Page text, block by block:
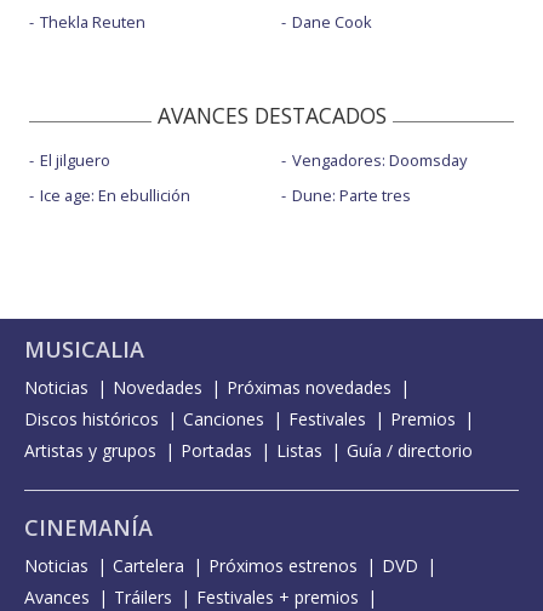
Thekla Reuten
Dane Cook
AVANCES DESTACADOS
El jilguero
Ice age: En ebullición
Vengadores: Doomsday
Dune: Parte tres
MUSICALIA
Noticias Novedades
Próximas novedades
Discos históricos
Canciones Festivales
Premios
Artistas y grupos
Portadas Listas Guía / directorio
CINEMANÍA
Noticias Cartelera Próximos estrenos
DVD
Avances
Tráilers
Festivales + premios